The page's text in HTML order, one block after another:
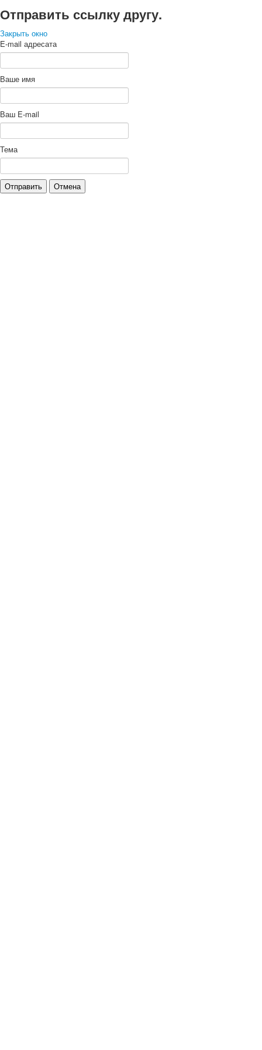
Отправить ссылку другу.
Закрыть окно
E-mail адресата
Ваше имя
Ваш E-mail
Тема
Отправить Отмена